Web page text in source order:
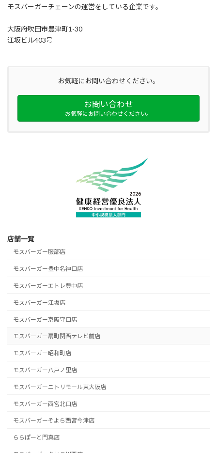
モスバーガーチェーンの運営をしている企業です。
大阪府吹田市豊津町1-30
江坂ビル403号
お気軽にお問い合わせください。
お問い合わせ
お気軽にお問い合わせください。
店舗一覧
モスバーガー服部店
モスバーガー豊中名神口店
モスバーガーエトレ豊中店
モスバーガー江坂店
モスバーガー京阪守口店
モスバーガー扇町関西テレビ前店
モスバーガー昭和町店
モスバーガー八戸ノ里店
モスバーガーニトリモール東大阪店
モスバーガー西宮北口店
モスバーガーそよら西宮今津店
ららぽーと門真店